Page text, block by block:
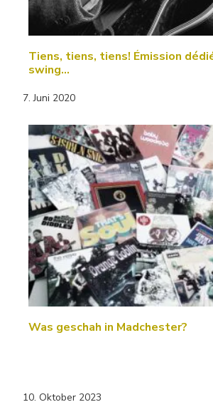
Tiens, tiens, tiens! Émission
swing…
7. Juni 2020
Was geschah in Madchester?
10. Oktober 2023